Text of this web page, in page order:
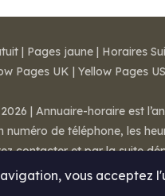
vous acceptez
| Pages jaune | Horaires
Pages UK | Yellow Pages
| Annuaire-horaire est
numéro de téléphone, les
contacter et par la suite
-Conditions de ventes-